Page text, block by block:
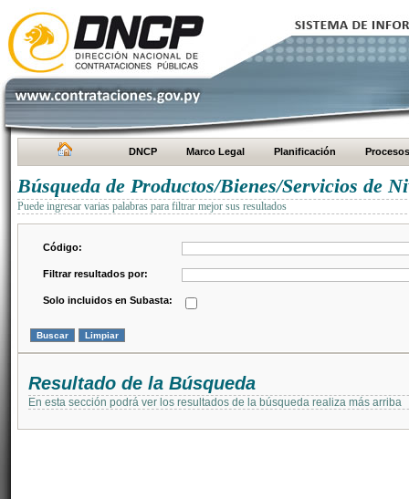
DNCP Marco Legal Planificación Procesos
Búsqueda de Productos/Bienes/Servicios de
Puede ingresar varias palabras para filtrar mejor sus resultados
Código:
Filtrar resultados por:
Solo incluidos en Subasta:
Resultado de la Búsqueda
En esta sección podrá ver los resultados de la búsqueda realiza más arriba